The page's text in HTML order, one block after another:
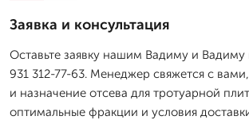
Заявка и консультация
Оставьте заявку нашим Вадиму и Вадиму
931 312-77-63. Менеджер свяжется с
и назначение отсевa для тротуарной
оптимальные фракции и условия